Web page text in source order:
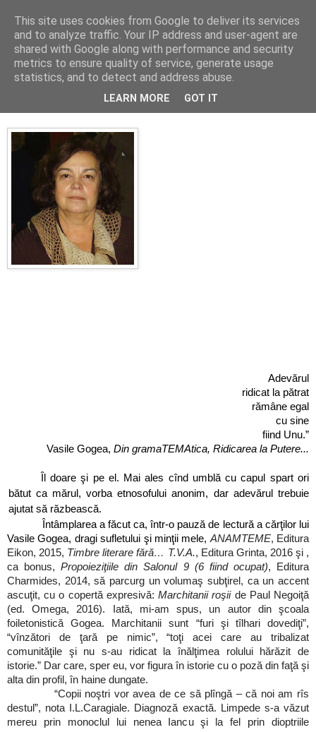
Cronici
Prostia nu doare. Dar adevărul?
Adevărul
ridicat la pătrat
rămâne egal
cu sine
fiind Unu.”
Vasile Gogea, Din gramaTEMAtica, Ridicarea la Putere...
Îl doare şi pe el. Mai ales cînd umblă cu capul spart ori
bătut ca mărul, vorba etnosofului anonim, dar adevărul trebuie
ajutat să răzbească.
Întâmplarea a făcut ca, într-o pauză de lectură a cărţilor lui
Vasile Gogea, dragi sufletului şi minţii mele,ANAMTEME, Editura
Eikon, 2015, Timbre literare fără… T.V.A., Editura Grinta, 2016 şi ,
ca bonus,Propoieziţiile din Salonul 9 (6 fiind ocupat), Editura
Charmides, 2014, să parcurg un volumaş subţirel, ca un accent
ascuţit, cu o copertă expresivă:Marchitanii roşiide Paul Negoiţă
(ed. Omega, 2016). Iată, mi-am spus, un autor din şcoala
foiletonistică Gogea. Marchitanii sunt “furi şi tîlhari dovediţi”,
“vînzători de ţară pe nimic”, “toţi acei care au tribalizat
comunităţile şi nu s-au ridicat la înălţimea rolului hărăzit de
istorie.” Dar care, sper eu, vor figura în istorie cu o poză din faţă şi
alta din profil, în haine dungate.
“Copii noştri vor avea de ce să plîngă – că noi am rîs
destul”, nota I.L.Caragiale. Diagnoză exactă. Limpede s-a văzut
mereu prin monoclul lui nenea Iancu şi la fel prin dioptriile
This site uses cookies from Google to deliver its services
and to analyze traffic. Your IP address and user-agent are
shared with Google along with performance and security
metrics to ensure quality of service, generate usage
statistics, and to detect and address abuse.
LEARN MORE GOT IT